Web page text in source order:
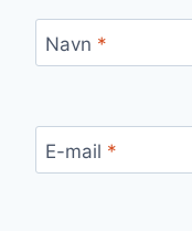
Navn *
E-mail *